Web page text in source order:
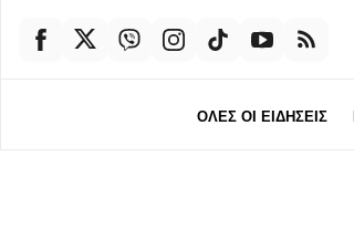
ΟΛΕΣ ΟΙ ΕΙΔΗΣΕΙΣ